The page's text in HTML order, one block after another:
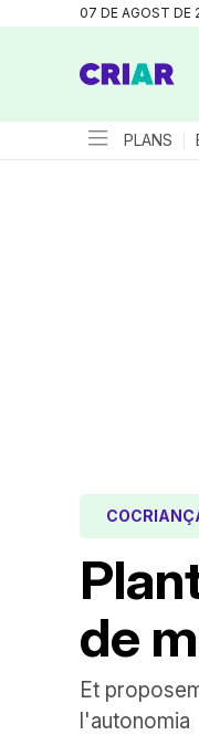
07 DE AGOST DE
PLANS
de
Et
l'autonomia